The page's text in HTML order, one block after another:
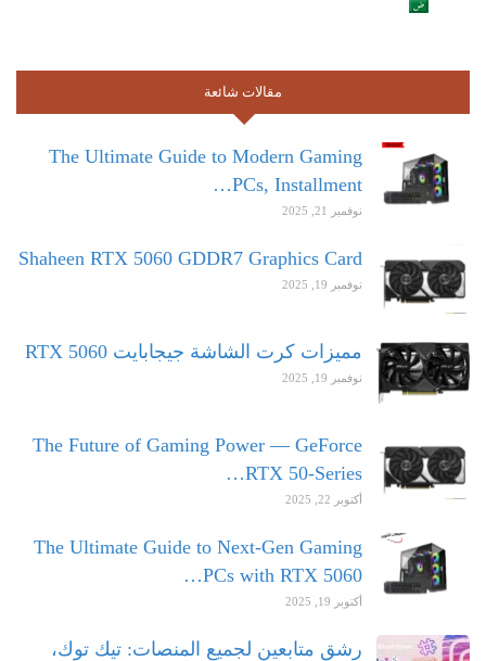
مقالات شائعة
The Ultimate Guide to Modern Gaming
PCs, Installment…
نوفمبر 21, 2025
Shaheen RTX 5060 GDDR7 Graphics Card
نوفمبر 19, 2025
مميزات كرت الشاشة جيجابايت RTX 5060
نوفمبر 19, 2025
The Future of Gaming Power — GeForce
RTX 50-Series…
أكتوبر 22, 2025
The Ultimate Guide to Next-Gen Gaming
PCs with RTX 5060…
أكتوبر 19, 2025
رشق متابعين لجميع المنصات: تيك توك،